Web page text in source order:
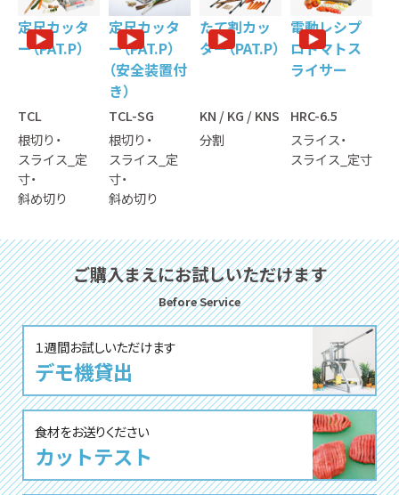
定尺カッタ
ー（PAT.P）
TCL
根切り
スライス_定
寸
斜め切り
定尺カッタ
ー（PAT.P）
（安全装置付
き）
TCL-SG
根切り
スライス_定
寸
斜め切り
たて割カッ
ター（PAT.P）
KN / KG / KNS
分割
電動レシプ
ロトマトス
ライサー
HRC-6.5
スライス
スライス_定寸
ご購⼊まえにお試しいただけます
Before Service
１週間お試しいただけます
デモ機貸出
⾷材をお送りください
カットテスト